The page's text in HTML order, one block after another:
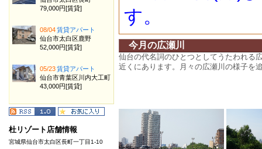
す。
今月の広瀬川
仙台の代名詞のひとつとしてうたわれる
近くにあります。月々の広瀬川の様子を
79,000円[賃貸]
08/04賃貸アパート
仙台市太白区鹿野
52,000円[賃貸]
05/23賃貸アパート
仙台市青葉区川内大工町
43,000円[賃貸]
杜リゾート店舗情報
宮城県仙台市太白区長町一丁目1-10